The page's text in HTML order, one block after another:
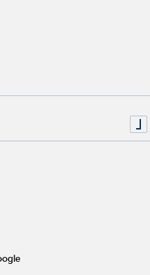
Mesto
Ochrana osobných údajov